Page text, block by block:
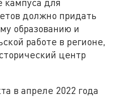
должно придать
образованию и
работе в регионе,
центр
в апреле 2022 года